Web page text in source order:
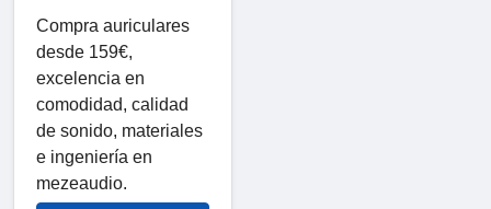
Compra auriculares
desde 159€,
excelencia en
comodidad, calidad
de sonido, materiales
e ingeniería en
mezeaudio.